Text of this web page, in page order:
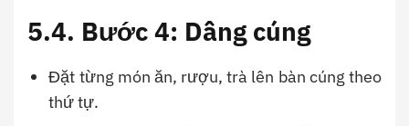
5.4. Bước 4: Dâng cúng
Đặt từng món ăn, rượu, trà lên bàn cúng theo
thứ tự.